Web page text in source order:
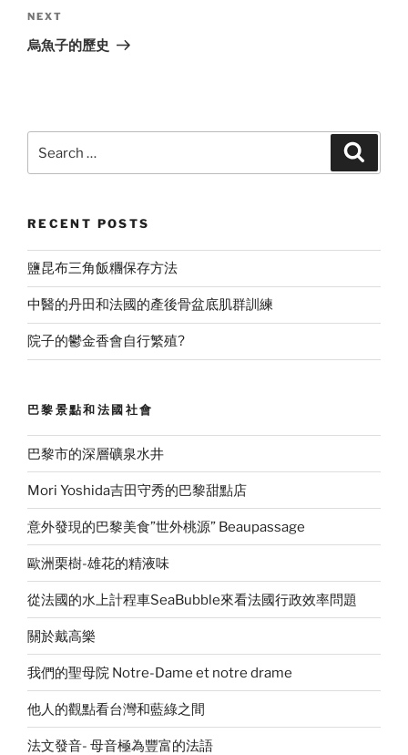
Next
Post
NEXT
烏魚子的歷史
for:
RECENT POSTS
鹽昆布三角飯糰保存方法
中醫的丹田和法國的產後骨盆底肌群訓練
院子的鬱金香會自行繁殖?
巴黎景點和法國社會
巴黎市的深層礦泉水井
Mori Yoshida吉田守秀的巴黎甜點店
意外發現的巴黎美食”世外桃源” Beaupassage
歐洲栗樹-雄花的精液味
從法國的水上計程車SeaBubble來看法國行政效率問題
關於戴高樂
我們的聖母院 Notre-Dame et notre drame
他人的觀點看台灣和藍綠之間
法文發音- 母音極為豐富的法語